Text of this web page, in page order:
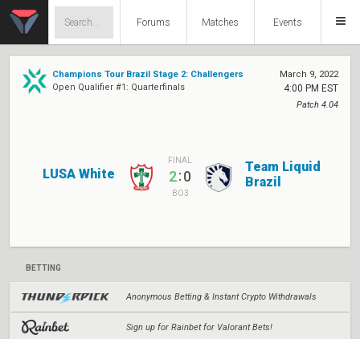
Forums Matches Events
Champions Tour Brazil Stage 2: Challengers
Open Qualifier #1: Quarterfinals
March 9, 2022
4:00 PM EST
Patch 4.04
LUSA White
FINAL
2:0
BO3
Team Liquid
Brazil
BETTING
Anonymous Betting & Instant Crypto Withdrawals
Sign up for Rainbet for Valorant Bets!